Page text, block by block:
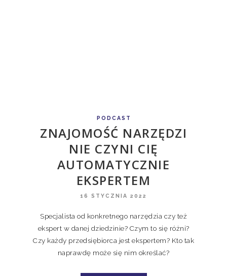
PODCAST
ZNAJOMOŚĆ NARZĘDZI
NIE CZYNI CIĘ
AUTOMATYCZNIE
EKSPERTEM
16 STYCZNIA 2022
Specjalista od konkretnego narzędzia czy też
ekspert w danej dziedzinie? Czym to się różni?
Czy każdy przedsiębiorca jest ekspertem? Kto tak
naprawdę może się nim określać?